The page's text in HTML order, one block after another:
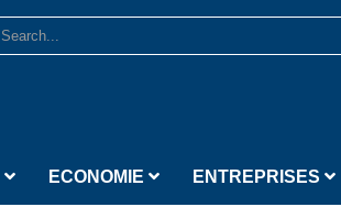
ECONOMIE ENTREPRISES